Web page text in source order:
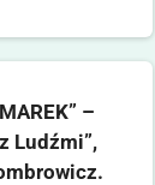
–
Ludźmi”,